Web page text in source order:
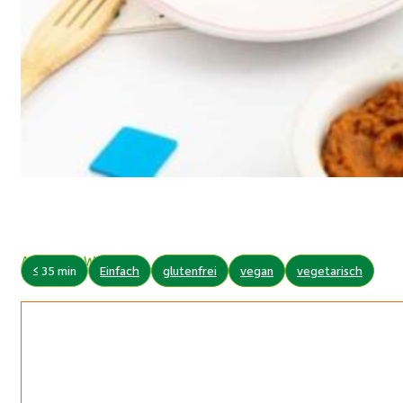
Autor: Ute Wachter
≤ 35 min Einfach glutenfrei vegan vegetarisch